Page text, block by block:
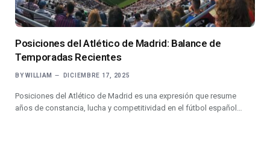
Posiciones del Atlético de Madrid: Balance de
Temporadas Recientes
BY WILLIAM DICIEMBRE 17, 2025
Posiciones del Atlético de Madrid es una expresión que resume
años de constancia, lucha y competitividad en el fútbol español…